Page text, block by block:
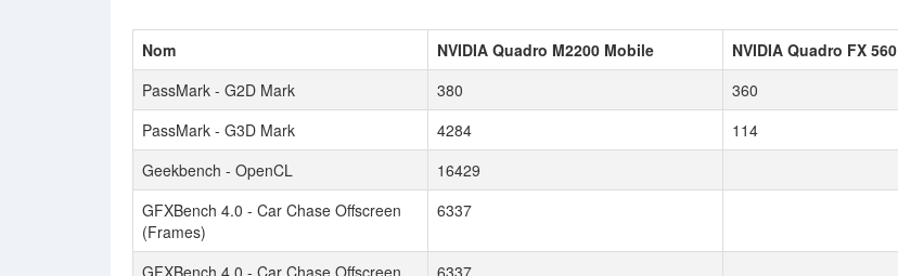
Nom NVIDIA Quadro M2200 Mobile
NVIDIA Quadro FX 560
PassMark - G2D Mark
380
360
PassMark - G3D Mark
4284
114
Geekbench - OpenCL
16429
GFXBench 4.0 - Car Chase Offscreen
(Frames)
6337
GFXBench 4.0 - Car Chase Offscreen
6337